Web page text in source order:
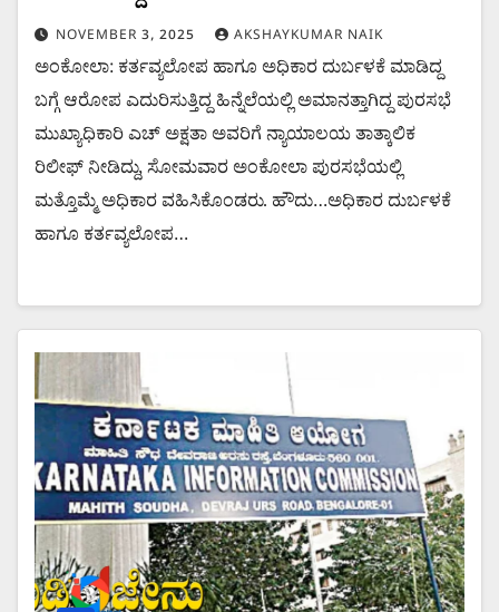
NOVEMBER 3, 2025 AKSHAYKUMAR NAIK
ಅಂಕೋಲಾ: ಕರ್ತವ್ಯಲೋಪ ಹಾಗೂ ಅಧಿಕಾರ ದುರ್ಬಳಕೆ ಮಾಡಿದ್ದ
ಬಗ್ಗೆ ಆರೋಪ ಎದುರಿಸುತ್ತಿದ್ದ ಹಿನ್ನೆಲೆಯಲ್ಲಿ ಅಮಾನತ್ತಾಗಿದ್ದ ಪುರಸಭೆ
ಮುಖ್ಯಾಧಿಕಾರಿ ಎಚ್ ಅಕ್ಷತಾ ಅವರಿಗೆ ನ್ಯಾಯಾಲಯ ತಾತ್ಕಾಲಿಕ
ರಿಲೀಫ್ ನೀಡಿದ್ದು, ಸೋಮವಾರ ಅಂಕೋಲಾ ಪುರಸಭೆಯಲ್ಲಿ
ಮತ್ತೊಮ್ಮೆ ಅಧಿಕಾರ ವಹಿಸಿಕೊಂಡರು. ಹೌದು…ಅಧಿಕಾರ ದುರ್ಬಳಕೆ
ಹಾಗೂ ಕರ್ತವ್ಯಲೋಪ…